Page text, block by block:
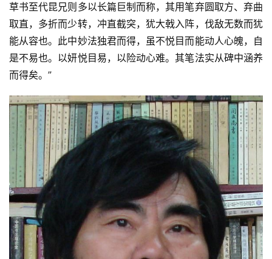
草书至代昆兄则多以长篇巨制而称，其用笔弃圆取方、弃曲
取直，多折而少转，冲直截突，犹大戟入阵，伐敌无数而犹
能从容也。此中妙法独君而得，虽不悦目而能动人心魄，自
是不易也。以妍悦目易，以险动心难。其笔法实从碑中涵养
而得矣。”